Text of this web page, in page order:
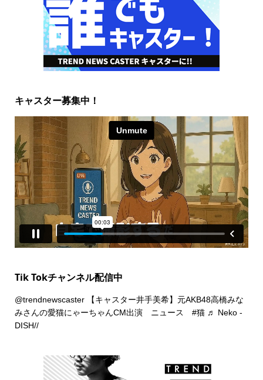
キャスター募集中！
Tik Tokチャンネル配信中
@trendnewscaster【キャスター井手美希】元AKB48高橋みな
みさんの愛猫にゃーちゃんCM出演 ニュース #猫 ♬ Neko -
DISH//